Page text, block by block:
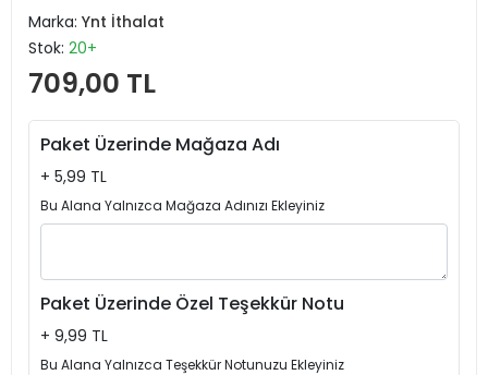
Marka: Ynt İthalat
Stok: 20+
709,00 TL
Paket Üzerinde Mağaza Adı
+ 5,99 TL
Bu Alana Yalnızca Mağaza Adınızı Ekleyiniz
Paket Üzerinde Özel Teşekkür Notu
+ 9,99 TL
Bu Alana Yalnızca Teşekkür Notunuzu Ekleyiniz